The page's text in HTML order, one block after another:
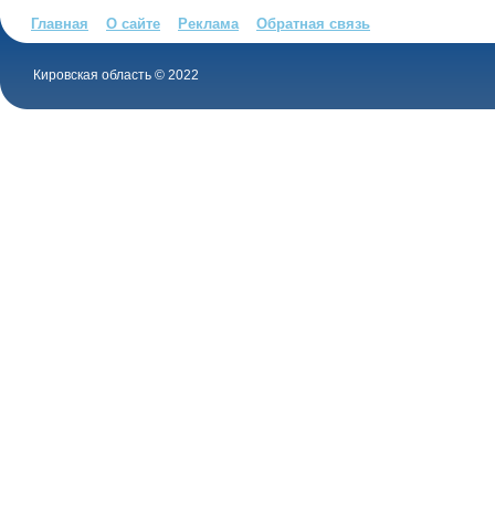
Главная О сайте Реклама Обратная связь
Кировская область © 2022